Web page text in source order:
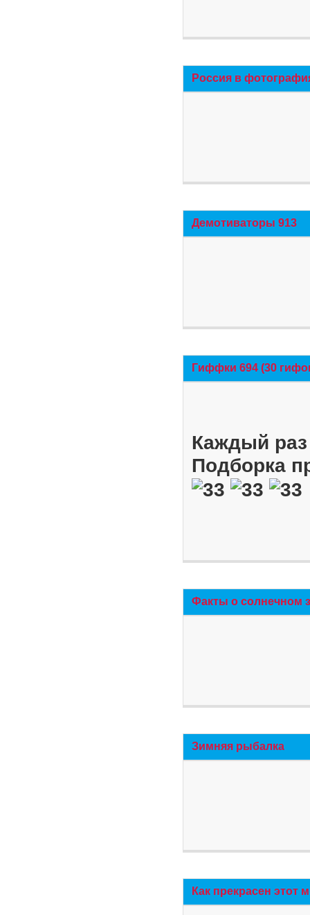
Россия в
Демотиваторы 913
Гиффки 694 (30
Каждый
Подборка
Факты о солнечном
Зимняя рыбалка
Как прекрасен этот